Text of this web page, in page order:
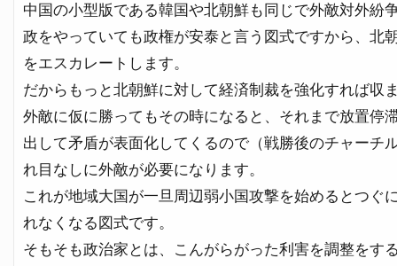
中国の小型版である韓国や北朝鮮も同じで外敵対外紛
政をやっていても政権が安泰と言う図式ですから、北
をエスカレートします。
だからもっと北朝鮮に対して経済制裁を強化すれば収
外敵に仮に勝ってもその時になると、それまで放置停
出して矛盾が表面化してくるので（戦勝後のチャーチ
れ目なしに外敵が必要になります。
これが地域大国が一旦周辺弱小国攻撃を始めるとつぐ
れなくなる図式です。
そもそも政治家とは、こんがらがった利害を調整をす